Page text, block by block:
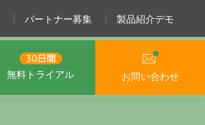
パートナー募集 製品紹介デモ
無料トライアル お問い合わせ